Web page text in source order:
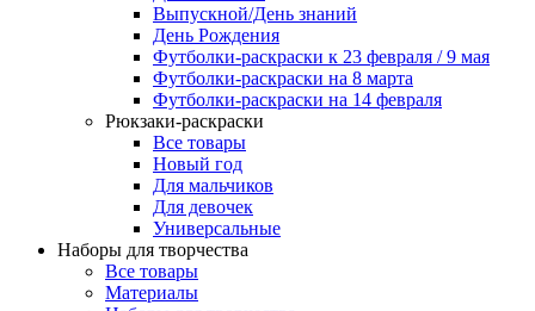
Выпускной/День знаний
День Рождения
Футболки-раскраски к 23 февраля / 9 мая
Футболки-раскраски на 8 марта
Футболки-раскраски на 14 февраля
Рюкзаки-раскраски
Все товары
Новый год
Для мальчиков
Для девочек
Универсальные
Наборы для творчества
Все товары
Материалы